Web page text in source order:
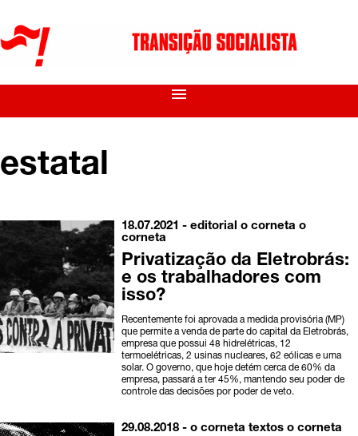
menu
estatal
18.07.2021 -editorial o corneta o
corneta
Privatização da Eletrobrás:
e os trabalhadores com
isso?
Recentemente foi aprovada a medida provisória (MP)
que permite a venda de parte do capital da Eletrobrás,
empresa que possui 48 hidrelétricas, 12
termoelétricas, 2 usinas nucleares, 62 eólicas e uma
solar. O governo, que hoje detém cerca de 60% da
empresa, passará a ter 45%, mantendo seu poder de
controle das decisões por poder de veto.
29.08.2018 -o corneta textos o corneta